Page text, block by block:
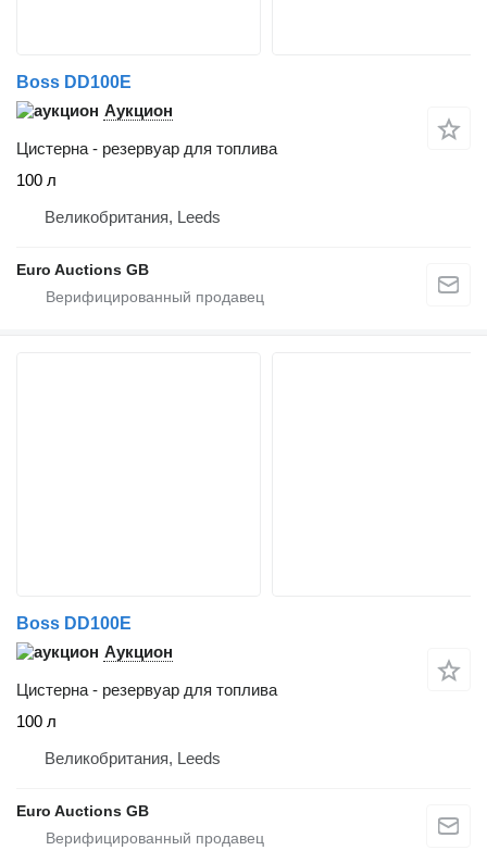
Boss DD100E
Аукцион
Цистерна - резервуар для топлива
100 л
Великобритания, Leeds
Euro Auctions GB
Boss DD100E
Аукцион
Цистерна - резервуар для топлива
100 л
Великобритания, Leeds
Euro Auctions GB